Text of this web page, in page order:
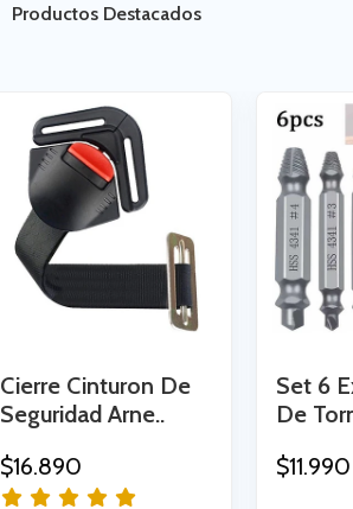
Productos Destacados
Cierre Cinturon De
Seguridad Arne..
$16.890
Set 6
De
$11.990